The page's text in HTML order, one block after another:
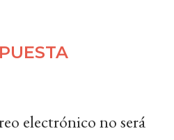
electrónico no será